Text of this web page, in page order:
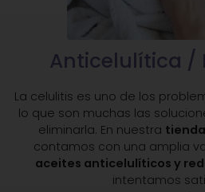
Anticelulítica /
La celulitis es uno de los
lo que son muchas las
eliminarla. En nuestra
contamos con una amplia
aceites anticelulíticos y
intentamos